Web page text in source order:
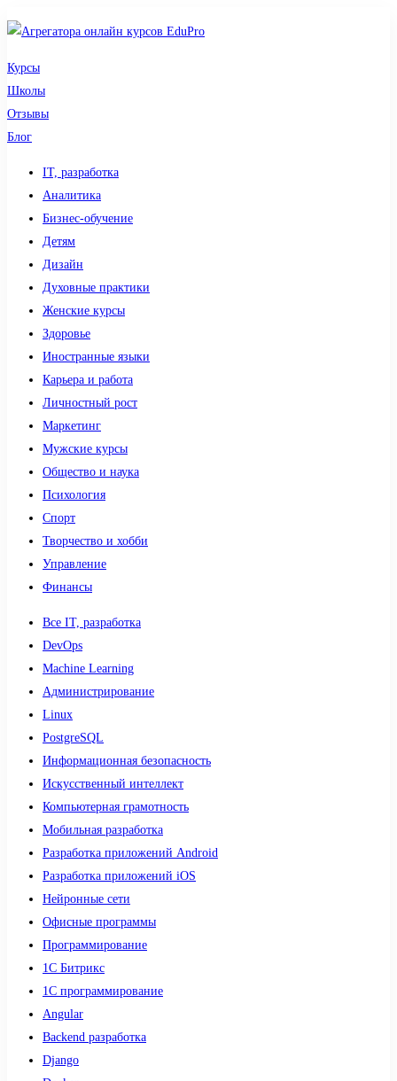
Курсы
Школы
Отзывы
Блог
IT, разработка
Аналитика
Бизнес-обучение
Детям
Дизайн
Духовные практики
Женские курсы
Здоровье
Иностранные языки
Карьера и работа
Личностный рост
Маркетинг
Мужские курсы
Общество и наука
Психология
Спорт
Творчество и хобби
Управление
Финансы
Все IT, разработка
DevOps
Machine Learning
Администрирование
Linux
PostgreSQL
Информационная безопасность
Искусственный интеллект
Компьютерная грамотность
Мобильная разработка
Разработка приложений Android
Разработка приложений iOS
Нейронные сети
Офисные программы
Программирование
1С Битрикс
1С программирование
Angular
Backend разработка
Django